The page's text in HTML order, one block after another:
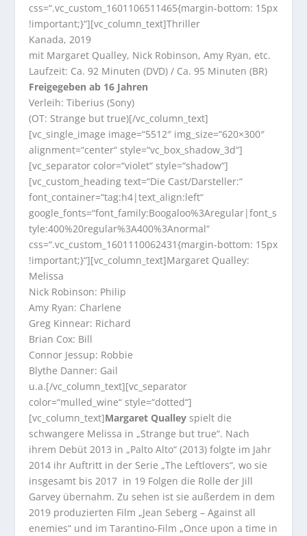
css=“.vc_custom_1601106511465{margin-bottom: 15px
!important;}“][vc_column_text]Thriller
Kanada, 2019
mit Margaret Qualley, Nick Robinson, Amy Ryan, etc.
Laufzeit: Ca. 92 Minuten (DVD) / Ca. 95 Minuten (BR)
Freigegeben ab 16 Jahren
Verleih: Tiberius (Sony)
(OT: Strange but true)[/vc_column_text]
[vc_single_image image=“5512″ img_size=“620×300″
alignment=“center“ style=“vc_box_shadow_3d“]
[vc_separator color=“violet“ style=“shadow“]
[vc_custom_heading text=“Die Cast/Darsteller:“
font_container=“tag:h4|text_align:left“
google_fonts=“font_family:Boogaloo%3Aregular|font_s
tyle:400%20regular%3A400%3Anormal“
css=“.vc_custom_1601110062431{margin-bottom: 15px
!important;}“][vc_column_text]Margaret Qualley:
Melissa
Nick Robinson: Philip
Amy Ryan: Charlene
Greg Kinnear: Richard
Brian Cox: Bill
Connor Jessup: Robbie
Blythe Danner: Gail
u.a.[/vc_column_text][vc_separator
color=“mulled_wine“ style=“dotted“]
[vc_column_text]Margaret Qualley spielt die
schwangere Melissa in „Strange but true“. Nach
ihrem Debüt 2013 in „Palto Alto“ (2013) folgte im Jahr
2014 ihr Auftritt in der Serie „The Leftlovers“, wo sie
insgesamt bis 2017 in 19 Folgen die Rolle der Jill
Garvey übernahm. Zu sehen ist sie außerdem in dem
2019 produzierten Film „Jean Seberg – Against all
enemies“ und im Tarantino-Film „Once upon a time in